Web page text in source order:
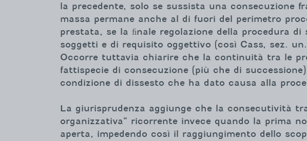
la precedente, solo se sussista una consecuzione
massa permane anche al di fuori del perimetro
prestata, se la ﬁnale regolazione della procedura
soggetti e di requisito oggettivo (così Cass, sez.
Occorre tuttavia chiarire che la continuità tra le
fattispecie di consecuzione (più che di
condizione di dissesto che ha dato causa alla
La giurisprudenza aggiunge che la consecutività
organizzativa” ricorrente invece quando la prima
aperta, impedendo così il raggiungimento dello